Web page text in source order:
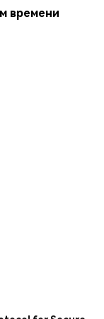
времени